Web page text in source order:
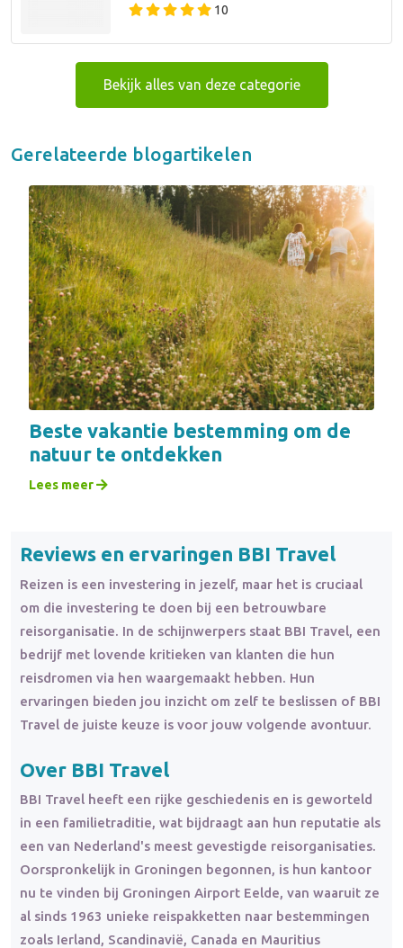
10
Bekijk alles van deze categorie
Gerelateerde blogartikelen
Beste vakantie bestemming om de
natuur te ontdekken
Lees meer
Reviews en ervaringen BBI Travel
Reizen is een investering in jezelf, maar het is cruciaal
om die investering te doen bij een betrouwbare
reisorganisatie. In de schijnwerpers staat BBI Travel, een
bedrijf met lovende kritieken van klanten die hun
reisdromen via hen waargemaakt hebben. Hun
ervaringen bieden jou inzicht om zelf te beslissen of BBI
Travel de juiste keuze is voor jouw volgende avontuur.
Over BBI Travel
BBI Travel heeft een rijke geschiedenis en is geworteld
in een familietraditie, wat bijdraagt aan hun reputatie als
een van Nederland's meest gevestigde reisorganisaties.
Oorspronkelijk in Groningen begonnen, is hun kantoor
nu te vinden bij Groningen Airport Eelde, van waaruit ze
al sinds 1963 unieke reispakketten naar bestemmingen
zoals Ierland, Scandinavië, Canada en Mauritius